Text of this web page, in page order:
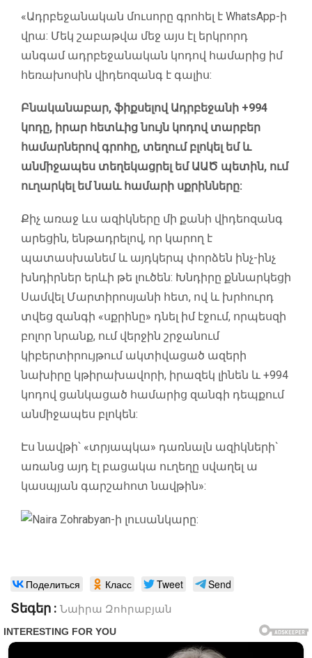
«Ադրբեջանական մուսորը գրոհել է WhatsApp-ի
վրա: Մեկ շաբաթվա մեջ այս էլ երկրորդ
անգամ ադրբեջանական կոդով համարից իմ
հեռախոսին վիդեոզանգ է գալիս:
Բնականաբար, ֆիքսելով Ադրբեջանի +994
կոդը, իրար հետևից նույն կոդով տարբեր
համարներով գրոհը, տեղում բլոկել եմ և
անմիջապես տեղեկացրել եմ ԱԱԾ պետին, ում
ուղարկել եմ նաև համարի սքրինները:
Քիչ առաջ ևս ազիկները մի քանի վիդեոզանգ
արեցին, ենթադրելով, որ կարող է
պատասխանեմ և այդկերպ փորձեն ինչ-ինչ
խնդիրներ երևի թե լուծեն: Խնդիրը քննարկեցի
Սամվել Մարտիրոսյանի հետ, ով և խրհուրդ
տվեց զանգի «սքրինը» դնել իմ էջում, որպեսզի
բոլոր նրանք, ում վերջին շրջանում
կիբերտիրույթում ակտիվացած ազերի
նախիրը կթիրախավորի, իրազեկ լինեն և +994
կոդով ցանկացած համարից զանգի դեպքում
անմիջապես բլոկեն:
Էս նավթի՝ «տրյապկա» դառնալն ազիկների`
առանց այդ էլ բացակա ուղեղը սվաղել ա
կասպյան գարշահոտ նավթին»:
Поделиться Класс Tweet Send
Տեգեր : Նաիրա Զոհրաբյան